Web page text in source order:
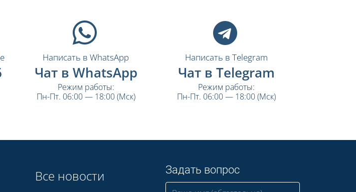
Написать в WhatsApp
Чат в WhatsApp
Режим работы:
Пн-Пт. 06:00 — 18:00 (Мск)
Написать в Telegram
Чат в Telegram
Режим работы:
Пн-Пт. 06:00 — 18:00 (Мск)
Все новости
Задать вопрос